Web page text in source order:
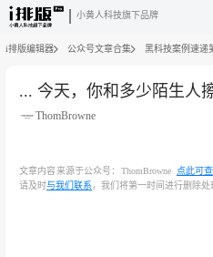
小黄人科技旗下品牌
i排版编辑器 公众号文章合集 黑科技案例速递
... 今天，你和多少陌生人
ThomBrowne
文章内容来源于公众号：ThomBrowne 点此可
请及时与我们联系 ，我们将第一时间进行删除处